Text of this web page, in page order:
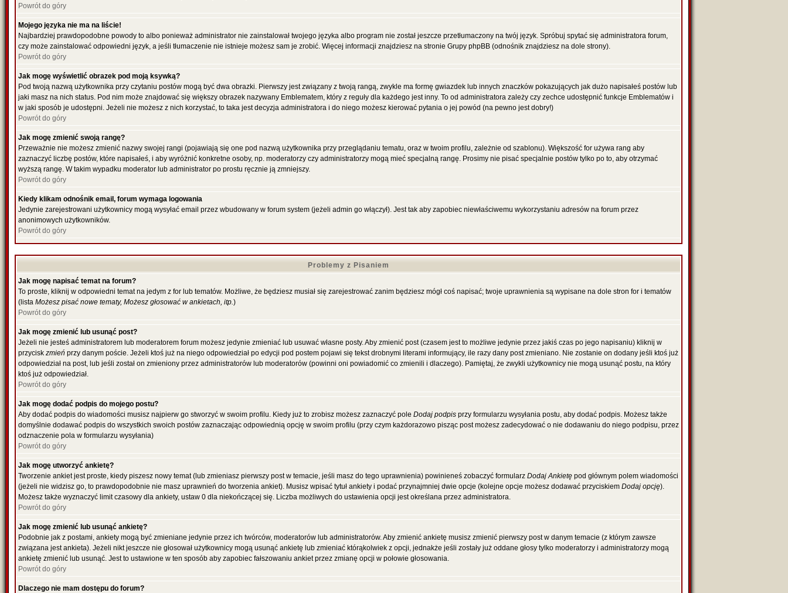
Powrót do góry
Mojego języka nie ma na liście!
Najbardziej prawdopodobne powody to albo ponieważ administrator nie zainstalował twojego języka albo program nie został jeszcze przetłumaczony na twój język. Spróbuj spytać się administratora forum,
czy może zainstalować odpowiedni język, a jeśli tłumaczenie nie istnieje możesz sam je zrobić. Więcej informacji znajdziesz na stronie Grupy phpBB (odnośnik znajdziesz na dole strony).
Powrót do góry
Jak mogę wyświetlić obrazek pod moją ksywką?
Pod twoją nazwą użytkownika przy czytaniu postów mogą być dwa obrazki. Pierwszy jest związany z twoją rangą, zwykle ma formę gwiazdek lub innych znaczków pokazujących jak dużo napisałeś postów lub
jaki masz na nich status. Pod nim może znajdować się większy obrazek nazywany Emblematem, który z reguły dla każdego jest inny. To od administratora zależy czy zechce udostępnić funkcje Emblematów i
w jaki sposób je udostępni. Jeżeli nie możesz z nich korzystać, to taka jest decyzja administratora i do niego możesz kierować pytania o jej powód (na pewno jest dobry!)
Powrót do góry
Jak mogę zmienić swoją rangę?
Przeważnie nie możesz zmienić nazwy swojej rangi (pojawiają się one pod nazwą użytkownika przy przeglądaniu tematu, oraz w twoim profilu, zależnie od szablonu). Większość for używa rang aby
zaznaczyć liczbę postów, które napisałeś, i aby wyróżnić konkretne osoby, np. moderatorzy czy administratorzy mogą mieć specjalną rangę. Prosimy nie pisać specjalnie postów tylko po to, aby otrzymać
wyższą rangę. W takim wypadku moderator lub administrator po prostu ręcznie ją zmniejszy.
Powrót do góry
Kiedy klikam odnośnik email, forum wymaga logowania
Jedynie zarejestrowani użytkownicy mogą wysyłać email przez wbudowany w forum system (jeżeli admin go włączył). Jest tak aby zapobiec niewłaściwemu wykorzystaniu adresów na forum przez
anonimowych użytkowników.
Powrót do góry
Problemy z Pisaniem
Jak mogę napisać temat na forum?
To proste, kliknij w odpowiedni temat na jedym z for lub tematów. Możliwe, że będziesz musiał się zarejestrować zanim będziesz mógł coś napisać; twoje uprawnienia są wypisane na dole stron for i tematów
(lista Możesz pisać nowe tematy, Możesz głosować w ankietach, itp.)
Powrót do góry
Jak mogę zmienić lub usunąć post?
Jeżeli nie jesteś administratorem lub moderatorem forum możesz jedynie zmieniać lub usuwać własne posty. Aby zmienić post (czasem jest to możliwe jedynie przez jakiś czas po jego napisaniu) kliknij w
przycisk zmień przy danym poście. Jeżeli ktoś już na niego odpowiedział po edycji pod postem pojawi się tekst drobnymi literami informujący, ile razy dany post zmieniano. Nie zostanie on dodany jeśli ktoś już
odpowiedział na post, lub jeśli został on zmieniony przez administratorów lub moderatorów (powinni oni powiadomić co zmienili i dlaczego). Pamiętaj, że zwykli użytkownicy nie mogą usunąć postu, na który
ktoś już odpowiedział.
Powrót do góry
Jak mogę dodać podpis do mojego postu?
Aby dodać podpis do wiadomości musisz najpierw go stworzyć w swoim profilu. Kiedy już to zrobisz możesz zaznaczyć pole Dodaj podpis przy formularzu wysyłania postu, aby dodać podpis. Możesz także
domyślnie dodawać podpis do wszystkich swoich postów zaznaczając odpowiednią opcję w swoim profilu (przy czym każdorazowo pisząc post możesz zadecydować o nie dodawaniu do niego podpisu, przez
odznaczenie pola w formularzu wysyłania)
Powrót do góry
Jak mogę utworzyć ankietę?
Tworzenie ankiet jest proste, kiedy piszesz nowy temat (lub zmieniasz pierwszy post w temacie, jeśli masz do tego uprawnienia) powinieneś zobaczyć formularz Dodaj Ankietę pod głównym polem wiadomości
(jeżeli nie widzisz go, to prawdopodobnie nie masz uprawnień do tworzenia ankiet). Musisz wpisać tytuł ankiety i podać przynajmniej dwie opcje (kolejne opcje możesz dodawać przyciskiem Dodaj opcję).
Możesz także wyznaczyć limit czasowy dla ankiety, ustaw 0 dla niekończącej się. Liczba możliwych do ustawienia opcji jest określana przez administratora.
Powrót do góry
Jak mogę zmienić lub usunąć ankietę?
Podobnie jak z postami, ankiety mogą być zmieniane jedynie przez ich twórców, moderatorów lub administratorów. Aby zmienić ankietę musisz zmienić pierwszy post w danym temacie (z którym zawsze
związana jest ankieta). Jeżeli nikt jeszcze nie głosował użytkownicy mogą usunąć ankietę lub zmieniać którąkolwiek z opcji, jednakże jeśli zostały już oddane głosy tylko moderatorzy i administratorzy mogą
ankietę zmienić lub usunąć. Jest to ustawione w ten sposób aby zapobiec fałszowaniu ankiet przez zmianę opcji w połowie głosowania.
Powrót do góry
Dlaczego nie mam dostępu do forum?